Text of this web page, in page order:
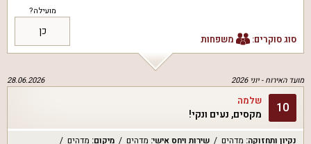
סוג סוקרים: משפחות
מועילה?
כן
מועד האירוח -יוני 2026 28.06.2026
10 שלמה
מקסים, נעים ונקי!
נקיון ותחזוקה: מדהים שירות ויחס אישי: מדהים מיקום: מדהים